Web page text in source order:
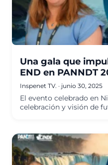
Una gala que
END en PANNDT
Inspenet TV. · junio 30, 2025
El evento celebrado en
celebración y visión de